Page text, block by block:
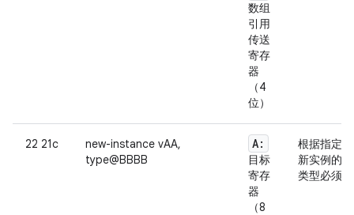
数组
引用
传送
寄存
器
（4
位）
22 21c
new-instance vAA,
type@BBBB
A:
目标
寄存
器
（8
根据指定
新实例的
类型必须